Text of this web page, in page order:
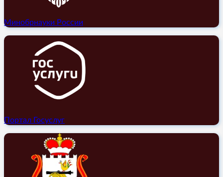
Минобрнауки России
Портал Госуслуг